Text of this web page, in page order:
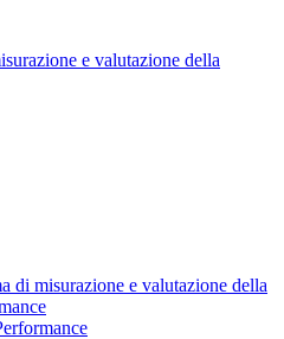
e valutazione della
di misurazione e valutazione della